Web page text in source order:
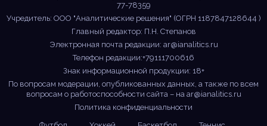
77-78359
Учредитель: ООО "Аналитические решения" (ОГРН 1187847128644 )
Главный редактор: П.Н. Степанов
Электронная почта редакции: ar@ianalitics.ru
Телефон редакции:+79111700616
Знак информационной продукции: 18+
По вопросам модерации, опубликованных данных, а также по всем
вопросам о работоспособности сайта – на ar@ianalitics.ru
Политика конфиденциальности